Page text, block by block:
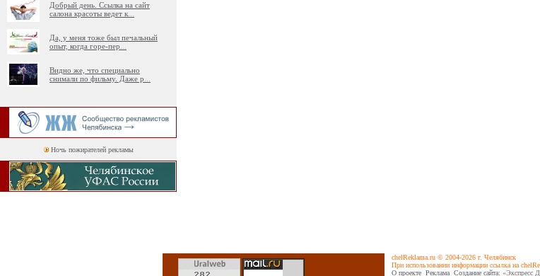
Добрый день. Ссылка на сайт
салона красоты ведет к
Да, у меня тоже был печальный
опыт, когда горе-пер
Видно же, что специально
снимали по фильму. Даже р
Ночь пожирателей рекламы
chelReklama.ru © 2004-2026 г. Челябинск
При использовании информации ссылка на
О проекте Реклама Cоздание сайта: «Экспресс